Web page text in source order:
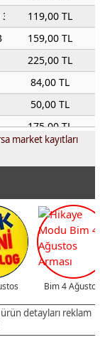
300 g119,00 TL
159,00 TL
225,00 TL
84,00 TL
50,00 TL
175,00 TL
21,00 TL
26,00 TL
149,00 TL
1 KG54,50 TL
135,00 TL
159,50 TL
124,50 TL
market kayıtları
Bim 4 Ağustos
detayları reklam